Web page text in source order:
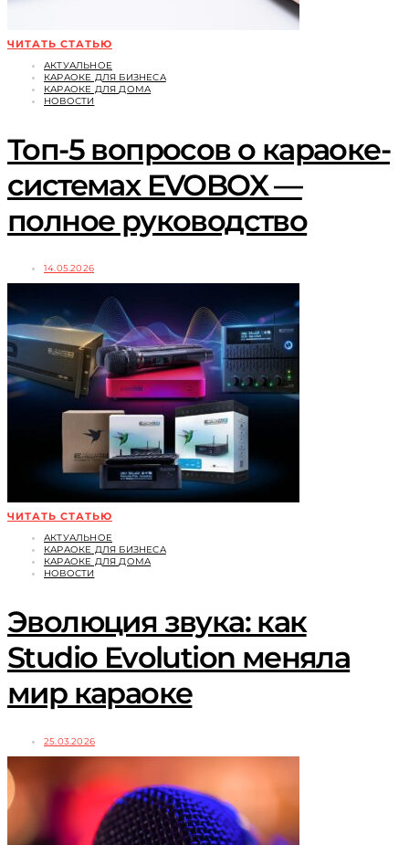
ЧИТАТЬ СТАТЬЮ
АКТУАЛЬНОЕ
КАРАОКЕ ДЛЯ БИЗНЕСА
КАРАОКЕ ДЛЯ ДОМА
НОВОСТИ
Топ-5 вопросов о караоке-
системах EVOBOX —
полное руководство
14.05.2026
ЧИТАТЬ СТАТЬЮ
АКТУАЛЬНОЕ
КАРАОКЕ ДЛЯ БИЗНЕСА
КАРАОКЕ ДЛЯ ДОМА
НОВОСТИ
Эволюция звука: как
Studio Evolution меняла
мир караоке
25.03.2026